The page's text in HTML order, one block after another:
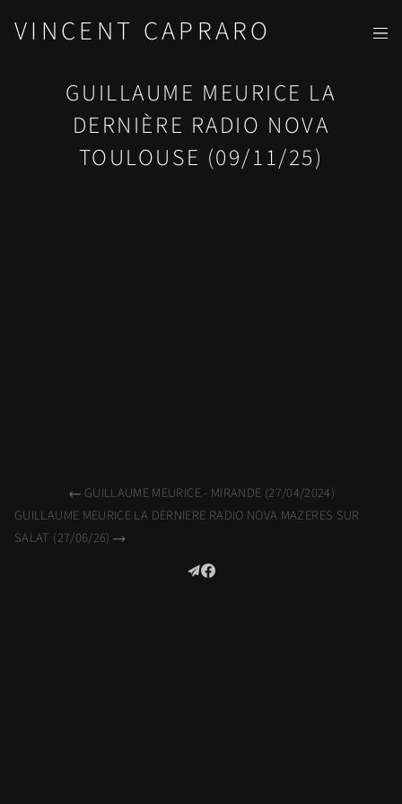
VINCENT CAPRARO
GUILLAUME MEURICE LA
DERNIÈRE RADIO NOVA
TOULOUSE (09/11/25)
GUILLAUME MEURICE - MIRANDE (27/04/2024)
GUILLAUME MEURICE LA DERNIERE RADIO NOVA MAZERES SUR
SALAT (27/06/26)